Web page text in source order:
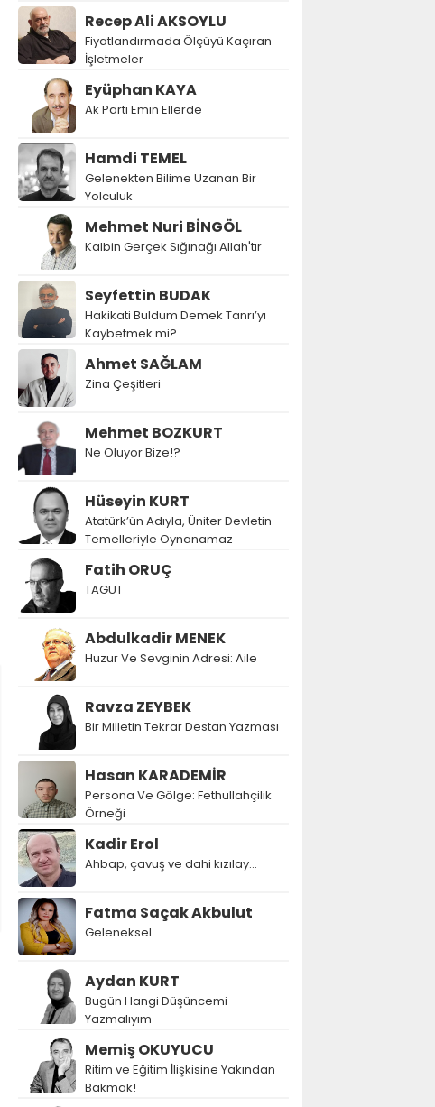
Recep Ali AKSOYLU
Fiyatlandırmada Ölçüyü Kaçıran
İşletmeler
Eyüphan KAYA
Ak Parti Emin Ellerde
Hamdi TEMEL
Gelenekten Bilime Uzanan Bir
Yolculuk
Mehmet Nuri BİNGÖL
Kalbin Gerçek Sığınağı Allah'tır
Seyfettin BUDAK
Hakikati Buldum Demek Tanrı’yı
Kaybetmek mi?
Ahmet SAĞLAM
Zina Çeşitleri
Mehmet BOZKURT
Ne Oluyor Bize!?
Hüseyin KURT
Atatürk’ün Adıyla, Üniter Devletin
Temelleriyle Oynanamaz
Fatih ORUÇ
TAGUT
Abdulkadir MENEK
Huzur Ve Sevginin Adresi: Aile
Ravza ZEYBEK
Bir Milletin Tekrar Destan Yazması
Hasan KARADEMİR
Persona Ve Gölge: Fethullahçilik
Örneği
Kadir Erol
Ahbap, çavuş ve dahi kızılay...
Fatma Saçak Akbulut
Geleneksel
Aydan KURT
Bugün Hangi Düşüncemi
Yazmalıyım
Memiş OKUYUCU
Ritim ve Eğitim İlişkisine Yakından
Bakmak!